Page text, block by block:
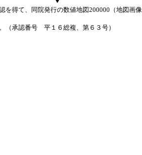
を得て、同院発行の数値地図200000（地図画
（承認番号 平１６総複、第６３号）